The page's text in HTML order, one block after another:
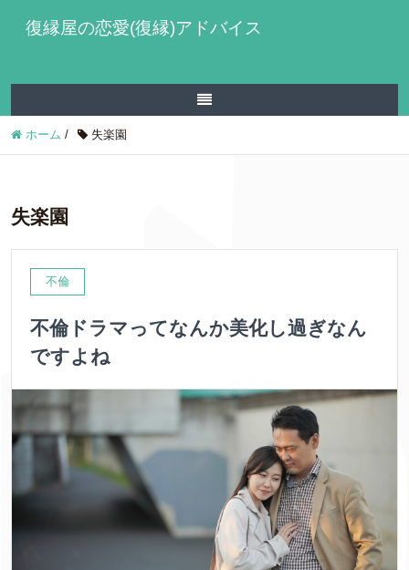
復縁屋の恋愛(復縁)アドバイス
ホーム / 失楽園
失楽園
不倫
不倫ドラマってなんか美化し過ぎなん
ですよね